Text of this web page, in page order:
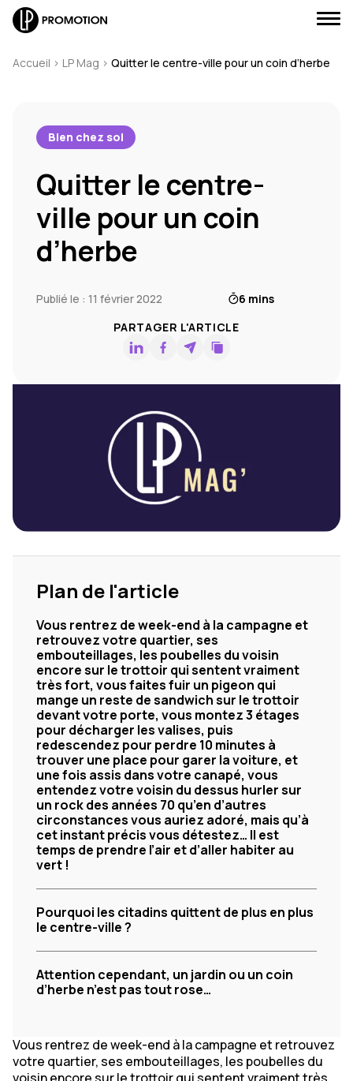
Accueil > LP Mag > Quitter le centre-ville pour un coin d’herbe
Bien chez soi
Quitter le centre-
ville pour un coin
d’herbe
Publié le : 11 février 2022
6 mins
PARTAGER L'ARTICLE
Plan de l'article
Vous rentrez de week-end à la campagne et
retrouvez votre quartier, ses
embouteillages, les poubelles du voisin
encore sur le trottoir qui sentent vraiment
très fort, vous faites fuir un pigeon qui
mange un reste de sandwich sur le trottoir
devant votre porte, vous montez 3 étages
pour décharger les valises, puis
redescendez pour perdre 10 minutes à
trouver une place pour garer la voiture, et
une fois assis dans votre canapé, vous
entendez votre voisin du dessus hurler sur
un rock des années 70 qu’en d’autres
circonstances vous auriez adoré, mais qu’à
cet instant précis vous détestez… Il est
temps de prendre l’air et d’aller habiter au
vert !
Pourquoi les citadins quittent de plus en plus
le centre-ville ?
Attention cependant, un jardin ou un coin
d’herbe n’est pas tout rose…
Vous rentrez de week-end à la campagne et retrouvez
votre quartier, ses embouteillages, les poubelles du
J'appelle un conseiller